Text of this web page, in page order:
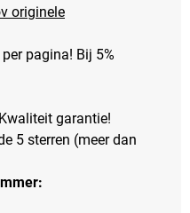
originele
pagina! Bij 5%
garantie!
5 sterren (meer dan